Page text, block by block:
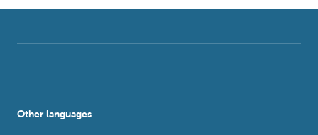
Other languages